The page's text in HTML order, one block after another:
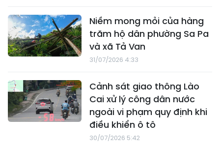
Niềm mong mỏi của hàng
trăm hộ dân phường Sa Pa
và xã Tả Van
31/07/2026 4:33
Cảnh sát giao thông Lào
Cai xử lý công dân nước
ngoài vi phạm quy định khi
điều khiển ô tô
30/07/2026 5:42